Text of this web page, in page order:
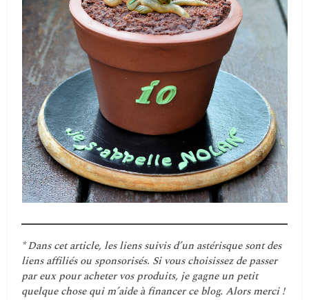
* Dans cet article, les liens suivis d’un astérisque sont des
liens affiliés ou sponsorisés. Si vous choisissez de passer
par eux pour acheter vos produits, je gagne un petit
quelque chose qui m’aide à financer ce blog. Alors merci !